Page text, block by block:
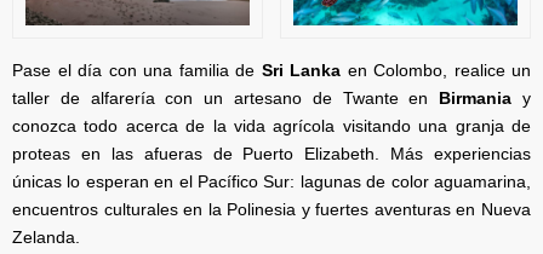
Pase el día con una familia de Sri Lanka en Colombo, realice un
taller de alfarería con un artesano de Twante en Birmaniay
conozca todo acerca de la vida agrícola visitando una granja de
proteas en las afueras de Puerto Elizabeth. Más experiencias
únicas lo esperan en el Pacífico Sur: lagunas de color aguamarina,
encuentros culturales en la Polinesia y fuertes aventuras en Nueva
Zelanda.